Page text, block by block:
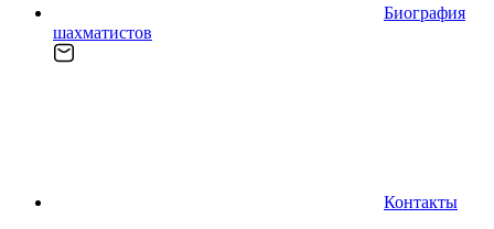
Биография
шахматистов
Контакты